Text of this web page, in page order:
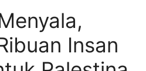
Insan